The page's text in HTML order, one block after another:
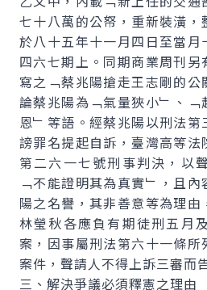
七十八萬的公帑，重新裝潢
於八十五年十一月四日至當
四六七期上。同期商業周刊
寫之﹁蔡兆陽搶走王志剛的
論蔡兆陽為﹁氣量狹小﹂、
恩﹂等語。經蔡兆陽以刑法
謗罪名提起自訴，臺灣高等
第二六一七號刑事判決，以
﹁不能證明其為真實﹂，且
陽之名譽，其非善意等為理
林瑩秋各應負有期徒刑五月
案，因事屬刑法第六十一條
案件，聲請人不得上訴三審而
三、解決爭議必須釋憲之理由